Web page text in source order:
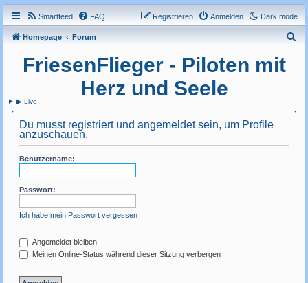
Dark mode
Smartfeed FAQ Anmelden
Registrieren
Homepage Forum
FriesenFlieger - Piloten mit
Herz und Seele
▶ Live
Du musst registriert und angemeldet sein, um Profile
anzuschauen.
Benutzername:
Passwort:
Ich habe mein Passwort vergessen
Angemeldet bleiben
Meinen Online-Status während dieser Sitzung verbergen